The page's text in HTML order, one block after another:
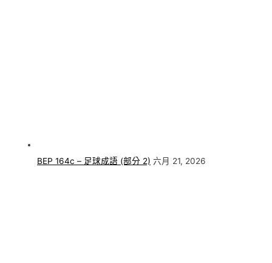
BEP 164c – 足球成語 (部分 2) 六月 21, 2026